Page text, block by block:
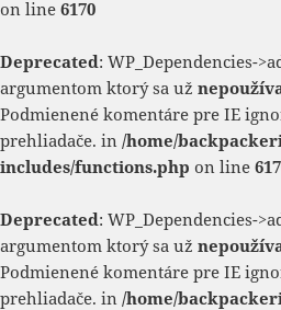
on line 6170
Deprecated: WP_Dependencies-
argumentom ktorý sa už
Podmienené komentáre pre IE
prehliadače. in /home/
includes/functions.php on line
Deprecated: WP_Dependencies-
argumentom ktorý sa už
Podmienené komentáre pre IE
prehliadače. in /home/